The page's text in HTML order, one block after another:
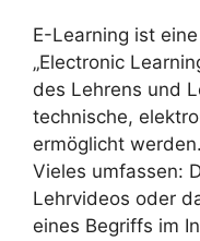
E-Learning ist
„Electronic
des Lehrens und
technische,
ermöglicht
Vieles umfassen:
Lehrvideos oder
eines Begriffs im